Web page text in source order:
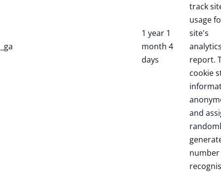
_ga
1 year 1
month 4
days
track
usage
site's
report.
cookie
and